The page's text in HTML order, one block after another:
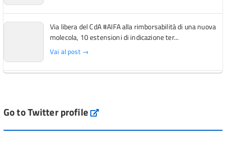
Via libera del CdA #AIFA alla rimborsabilità di una nuova
molecola, 10 estensioni di indicazione ter...
Vai al post →
Vai al post →
Go to Twitter profile aifa_ufficiale